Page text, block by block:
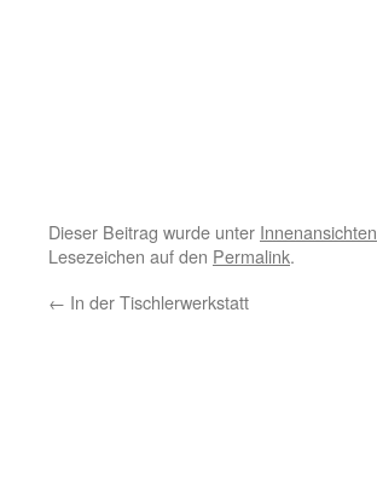
Dieser Beitrag wurde unter Innenansichten
Lesezeichen auf den Permalink.
← In der Tischlerwerkstatt